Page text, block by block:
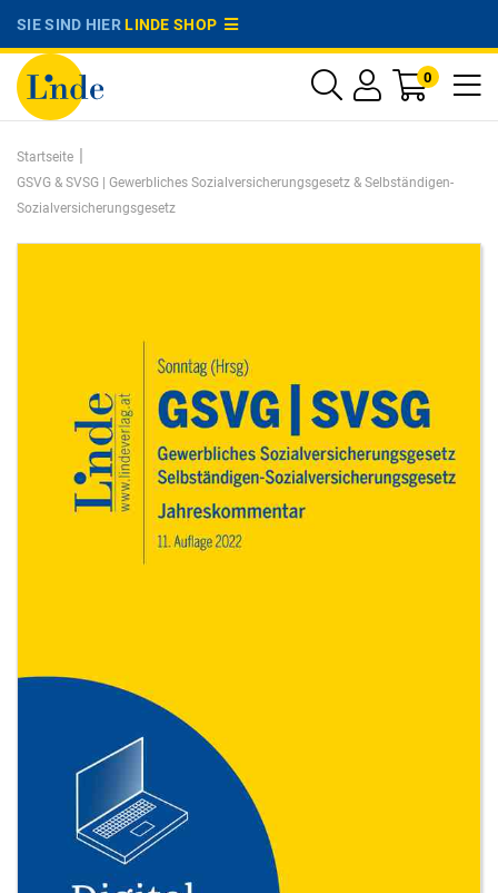
SIE SIND HIERLINDE SHOP
0
Startseite |
GSVG & SVSG | Gewerbliches Sozialversicherungsgesetz & Selbständigen-
Sozialversicherungsgesetz